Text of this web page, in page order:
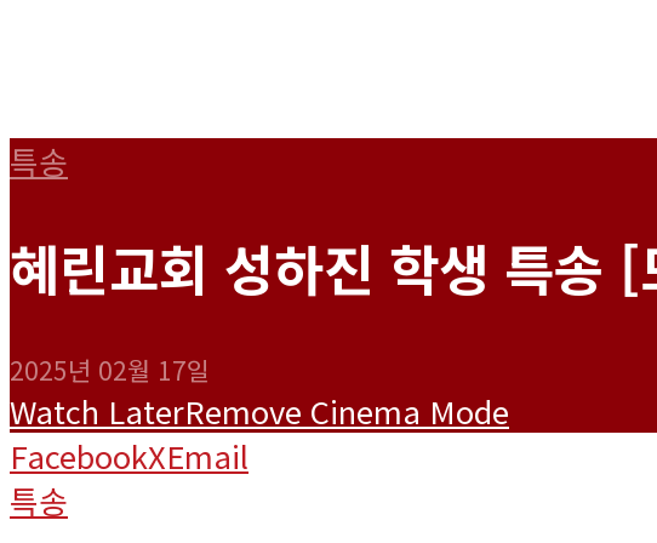
특송
혜린교회 성하진 학생 특송
2025년 02월 17일
Watch LaterRemove Cinema Mode
FacebookXEmail
특송